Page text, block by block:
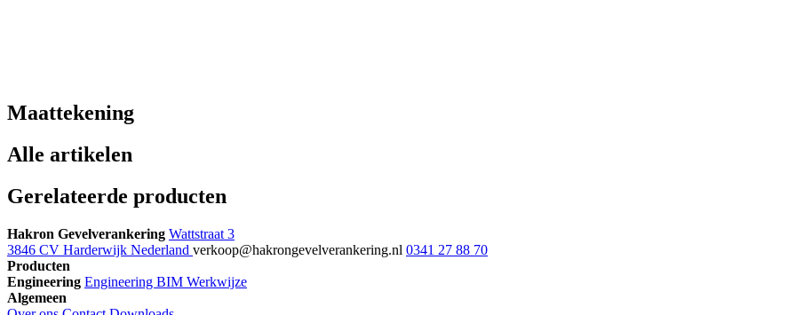
Maattekening
Alle artikelen
Gerelateerde producten
Hakron Gevelverankering Wattstraat 3
3846 CV Harderwijk Nederland verkoop@hakrongevelverankering.nl 0341 27 88 70
Producten
Engineering Engineering BIM Werkwijze
Algemeen